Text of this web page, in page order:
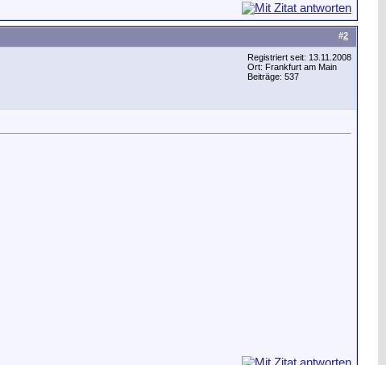
#2
Registriert seit: 13.11.2008
Ort: Frankfurt am Main
Beiträge: 537